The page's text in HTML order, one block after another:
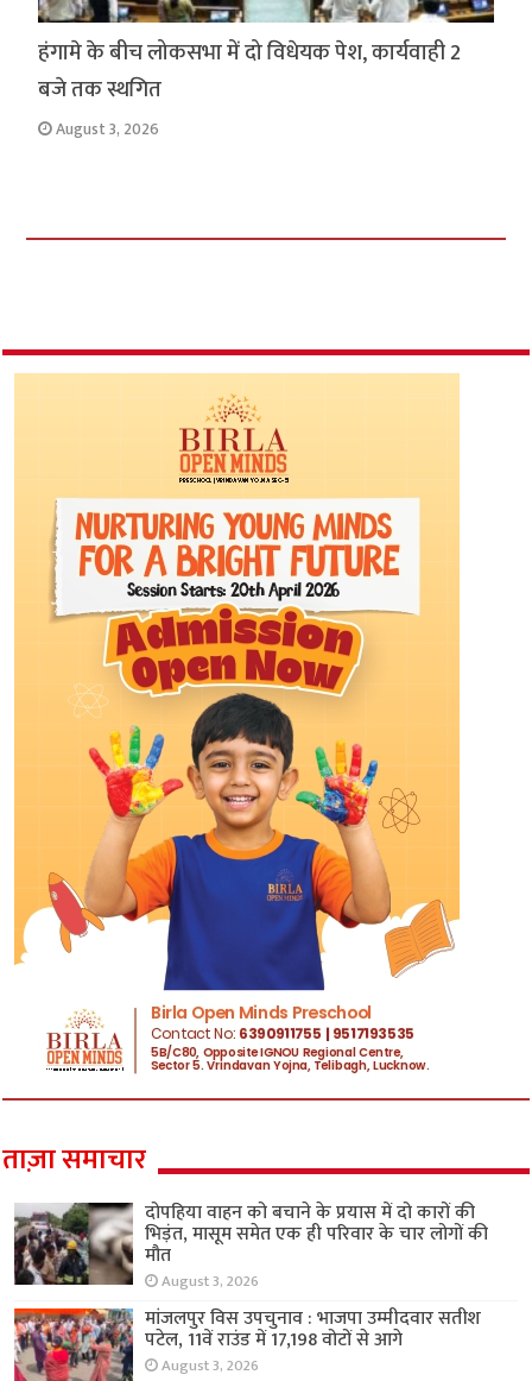
हंगामे के बीच लोकसभा में दो विधेयक पेश, कार्यवाही 2
बजे तक स्थगित
August 3, 2026
ताज़ा समाचार
दोपहिया वाहन को बचाने के प्रयास में दो कारों की
भिड़ंत, मासूम समेत एक ही परिवार के चार लोगों की
मौत
August 3, 2026
मांजलपुर विस उपचुनाव : भाजपा उम्मीदवार सतीश
पटेल, 11वें राउंड में 17,198 वोटों से आगे
August 3, 2026